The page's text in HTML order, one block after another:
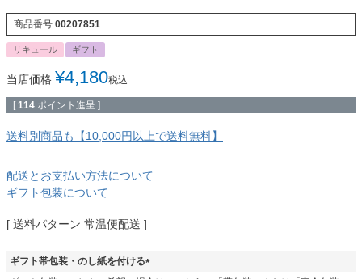
商品番号 00207851
リキュール ギフト
当店価格 ¥4,180税込
[ 114 ポイント進呈 ]
送料別商品も【10,000円以上で送料無料】
配送とお支払い方法について
ギフト包装について
送料パターン 常温便配送
ギフト帯包装・のし紙を付ける